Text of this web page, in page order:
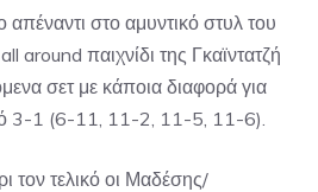
στο αμυντικό στυλ του
around παιχνίδι της Γκαϊντατζή
σετ με κάποια διαφορά για
3-1 (6-11, 11-2, 11-5, 11-6).
τον τελικό οι Μαδέσης/